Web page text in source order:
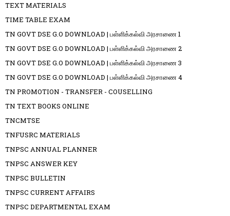
TEXT MATERIALS
TIME TABLE EXAM
TN GOVT DSE G.O DOWNLOAD | பள்ளிக்கல்வி அரசாணை 1
TN GOVT DSE G.O DOWNLOAD | பள்ளிக்கல்வி அரசாணை 2
TN GOVT DSE G.O DOWNLOAD | பள்ளிக்கல்வி அரசாணை 3
TN GOVT DSE G.O DOWNLOAD | பள்ளிக்கல்வி அரசாணை 4
TN PROMOTION - TRANSFER - COUSELLING
TN TEXT BOOKS ONLINE
TNCMTSE
TNFUSRC MATERIALS
TNPSC ANNUAL PLANNER
TNPSC ANSWER KEY
TNPSC BULLETIN
TNPSC CURRENT AFFAIRS
TNPSC DEPARTMENTAL EXAM